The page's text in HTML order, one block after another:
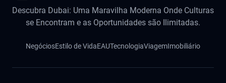
Descubra Dubai: Uma Maravilha Moderna Onde Culturas
se Encontram e as Oportunidades são Ilimitadas.
NegóciosEstilo de VidaEAUTecnologiaViagemImobiliário